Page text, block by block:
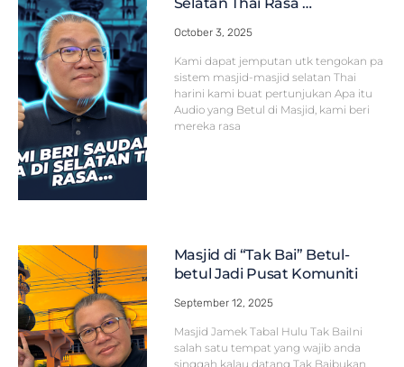
October 3, 2025
Kami dapat jemputan utk tengokan pa
sistem masjid-masjid selatan Thai
harini kami buat pertunjukan Apa itu
Audio yang Betul di Masjid, kami beri
mereka rasa
Masjid di “Tak Bai” Betul-
betul Jadi Pusat Komuniti
September 12, 2025
Masjid Jamek Tabal Hulu Tak BaiIni
salah satu tempat yang wajib anda
singgah kalau datang Tak Baibukan